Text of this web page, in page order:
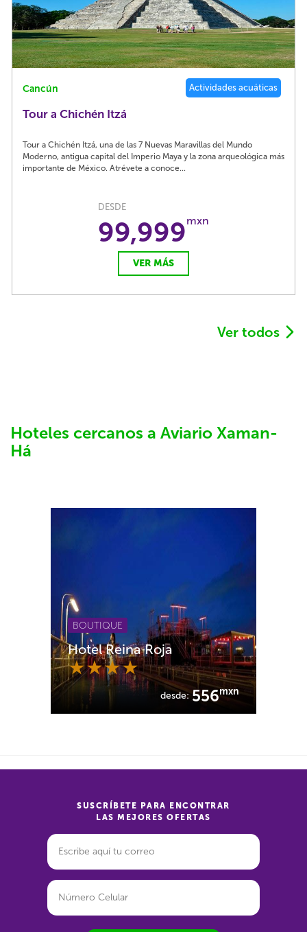
Cancún Actividades acuáticas
Tour a Chichén Itzá
Tour a Chichén Itzá, una de las 7 Nuevas Maravillas del Mundo
Moderno, antigua capital del Imperio Maya y la zona arqueológica más
importante de México. Atrévete a conoce...
DESDE
99,999mxn
VER MÁS
Ver todos
Hoteles cercanos a Aviario Xaman-
Há
BOUTIQUE
Hotel Reina Roja
desde:556mxn
SUSCRÍBETE PARA ENCONTRAR
LAS MEJORES OFERTAS